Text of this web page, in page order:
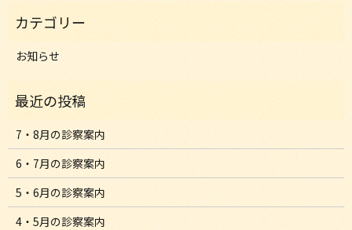
お知らせ
7・8月の診察案内
6・7月の診察案内
5・6月の診察案内
4・5月の診察案内